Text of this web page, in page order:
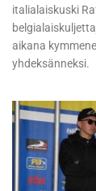
italialaiskuski
aikana
yhdeksänneksi.